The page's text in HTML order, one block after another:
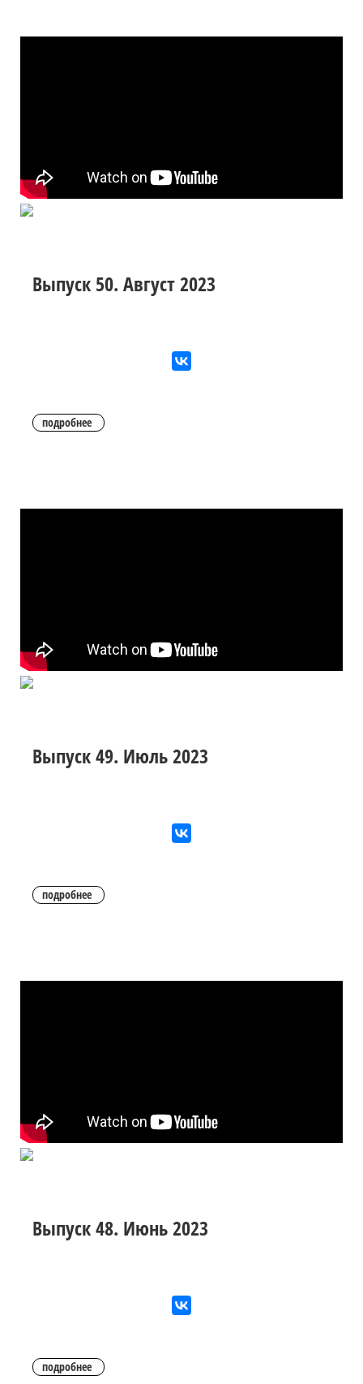
Выпуск 50. Август 2023
подробнее
Выпуск 49. Июль 2023
подробнее
Выпуск 48. Июнь 2023
подробнее